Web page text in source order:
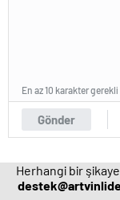
Gönder
En az 10 karakter gerekli
Herhangi bir